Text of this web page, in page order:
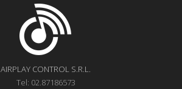
AIRPLAY CONTROL S.R.L.
Tel: 02.87186573